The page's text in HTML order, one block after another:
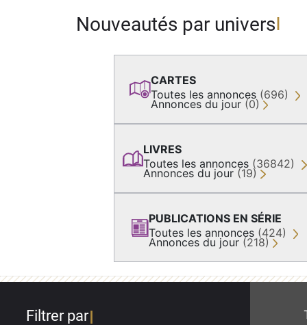
Nouveautés par univers
CARTES
Toutes les annonces (696)
Annonces du jour (0)
LIVRES
Toutes les annonces (36842)
Annonces du jour (19)
PUBLICATIONS EN SÉRIE
Toutes les annonces (424)
Annonces du jour (218)
Filtrer par